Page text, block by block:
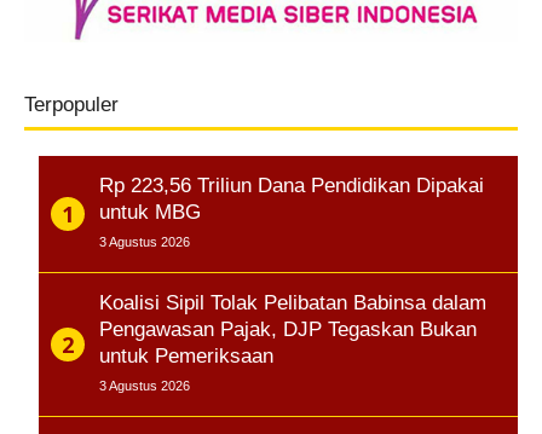
Terpopuler
Rp 223,56 Triliun Dana Pendidikan Dipakai
untuk MBG
3 Agustus 2026
Koalisi Sipil Tolak Pelibatan Babinsa dalam
Pengawasan Pajak, DJP Tegaskan Bukan
untuk Pemeriksaan
3 Agustus 2026